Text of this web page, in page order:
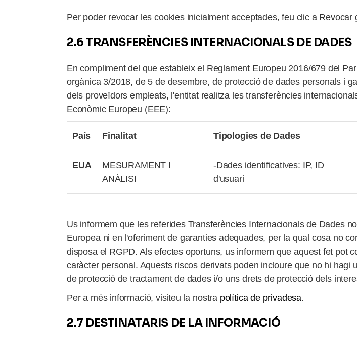
Per poder revocar les cookies inicialment acceptades, feu clic a Revocar
2.6 TRANSFERÈNCIES INTERNACIONALS DE DADES
En compliment del que estableix el Reglament Europeu 2016/679 del
orgànica 3/2018, de 5 de desembre, de protecció de dades personals i
dels proveïdors empleats, l'entitat realitza les transferències
Econòmic Europeu (EEE):
País Finalitat Tipologies de Dades
EUA
MESURAMENT I
ANÀLISI
-Dades identificatives: IP, ID
d'usuari
Us informem que les referides Transferències Internacionals de Dades
Europea ni en l'oferiment de garanties adequades, per la qual cosa no
disposa el RGPD. Als efectes oportuns, us informem que aquest fet pot
caràcter personal. Aquests riscos derivats poden incloure que no hi
de protecció de tractament de dades i/o uns drets de protecció dels
Per a més informació, visiteu la nostra política de privadesa.
2.7 DESTINATARIS DE LA INFORMACIÓ